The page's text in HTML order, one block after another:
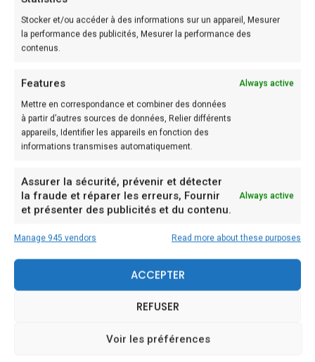
Stocker et/ou accéder à des informations sur un appareil, Mesurer
la performance des publicités, Mesurer la performance des
contenus.
Features Always active
Mettre en correspondance et combiner des données
à partir d’autres sources de données, Relier différents
appareils, Identifier les appareils en fonction des
informations transmises automatiquement.
Assurer la sécurité, prévenir et détecter
la fraude et réparer les erreurs, Fournir
et présenter des publicités et du contenu.
Always active
Manage 945 vendors Read more about these purposes
ACCEPTER
REFUSER
Voir les préférences
– 350 g de champignons
– 15 cl de crème 0% de MG
– Sel, poivre
Etape: 1
Commencez par préchauffer votre four à 180°C.
Ensuite, lavez les pommes de terre et épluchez les,
puis, coupez les en morceaux.
Nettoyez les champignons et coupez-les en